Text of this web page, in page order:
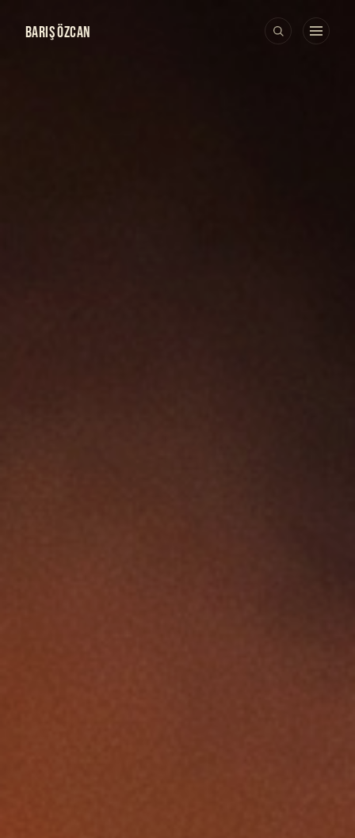
BARIŞ ÖZCAN